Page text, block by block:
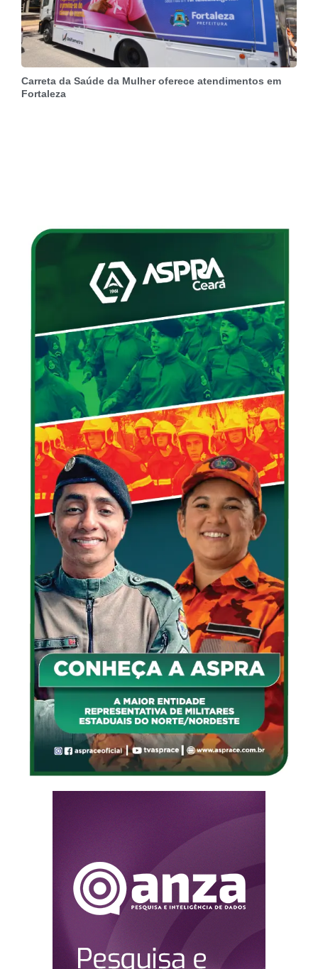
Carreta da Saúde da Mulher oferece atendimentos em
Fortaleza